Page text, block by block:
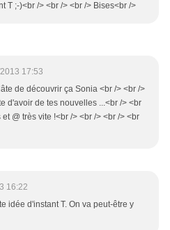
T ;-)<br /> <br /> <br /> Bises<br />
17:53
de découvrir ça Sonia <br /> <br />
d'avoir de tes nouvelles ...<br /> <br
@ très vite !<br /> <br /> <br /> <br
16:22
idée d'instant T. On va peut-être y